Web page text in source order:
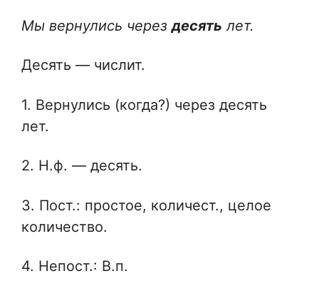
Мы вернулись черездесять лет.
Десять — числит.
1. Вернулись (когда?) через десять
лет.
2. Н.ф. — десять.
3. Пост.: простое, количест., целое
количество.
4. Непост.: В.п.